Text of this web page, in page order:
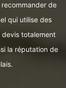
de
qui utilise des
devis totalement
la réputation de